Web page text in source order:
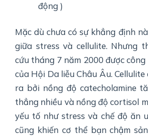
động )
Mặc dù chưa có sự khẳng định
giữa stress và cellulite. Nhưng
cứu tháng 7 năm 2000 được
của Hội Da liễu Châu Âu.
ra bởi nồng độ catecholamine
thẳng nhiều và nồng độ cortisol
yếu tố như stress và chế độ ăn
cũng khiến cơ thể bạn chậm